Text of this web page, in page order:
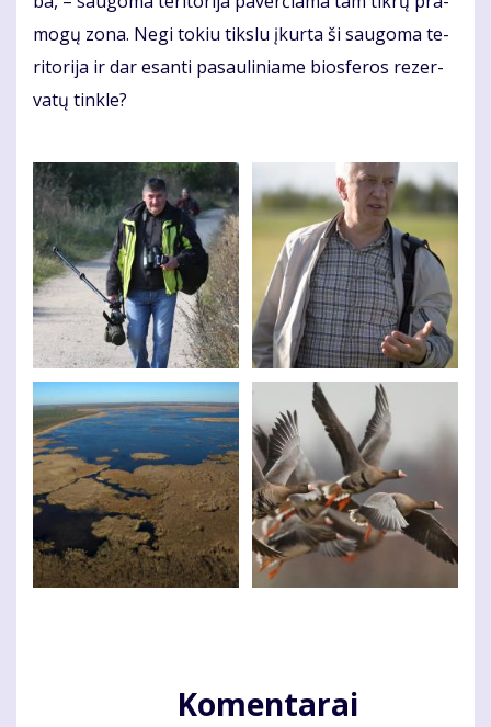
mo­gų zo­na. Ne­gi to­kiu tiks­lu įkur­ta ši sau­go­ma te­
ri­to­ri­ja ir dar esan­ti pa­sau­li­nia­me bios­fe­ros re­zer­
va­tų tin­kle?
Komentarai